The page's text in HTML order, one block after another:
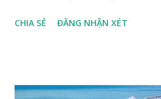
đuôi trắng (Lamproptera curius)
Happy Việt Nam 2024 Vietnam.vn
CHIA SẺ ĐĂNG NHẬN XÉT